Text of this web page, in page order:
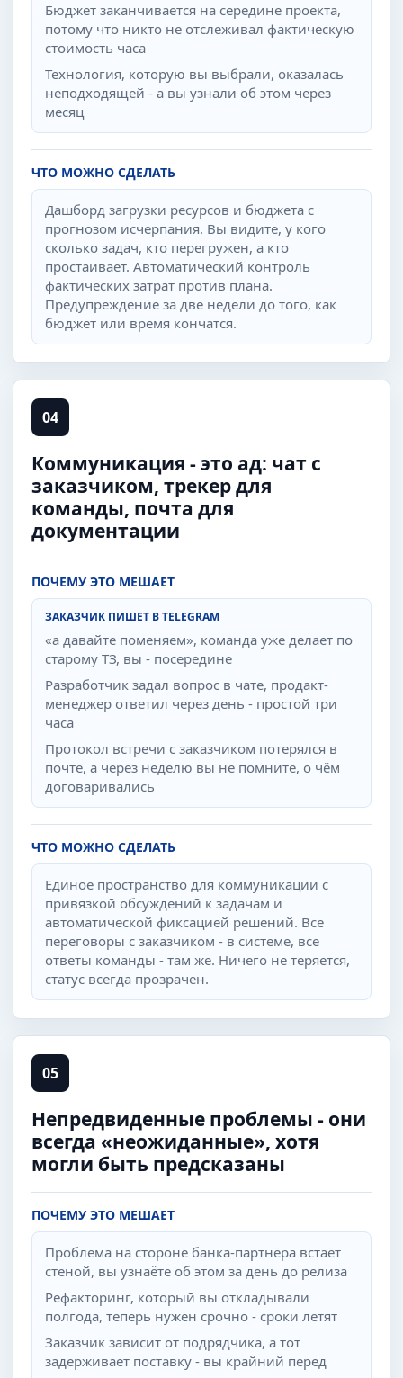
Бюджет заканчивается на середине проекта,
потому что никто не отслеживал фактическую
стоимость часа
Технология, которую вы выбрали, оказалась
неподходящей - а вы узнали об этом через
месяц
ЧТО МОЖНО СДЕЛАТЬ
Дашборд загрузки ресурсов и бюджета с
прогнозом исчерпания. Вы видите, у кого
сколько задач, кто перегружен, а кто
простаивает. Автоматический контроль
фактических затрат против плана.
Предупреждение за две недели до того, как
бюджет или время кончатся.
04
Коммуникация - это ад: чат с
заказчиком, трекер для
команды, почта для
документации
ПОЧЕМУ ЭТО МЕШАЕТ
ЗАКАЗЧИК ПИШЕТ В TELEGRAM
«а давайте поменяем», команда уже делает по
старому ТЗ, вы - посередине
Разработчик задал вопрос в чате, продакт-
менеджер ответил через день - простой три
часа
Протокол встречи с заказчиком потерялся в
почте, а через неделю вы не помните, о чём
договаривались
ЧТО МОЖНО СДЕЛАТЬ
Единое пространство для коммуникации с
привязкой обсуждений к задачам и
автоматической фиксацией решений. Все
переговоры с заказчиком - в системе, все
ответы команды - там же. Ничего не теряется,
статус всегда прозрачен.
05
Непредвиденные проблемы - они
всегда «неожиданные», хотя
могли быть предсказаны
ПОЧЕМУ ЭТО МЕШАЕТ
Проблема на стороне банка-партнёра встаёт
стеной, вы узнаёте об этом за день до релиза
Рефакторинг, который вы откладывали
полгода, теперь нужен срочно - сроки летят
Заказчик зависит от подрядчика, а тот
задерживает поставку - вы крайний перед